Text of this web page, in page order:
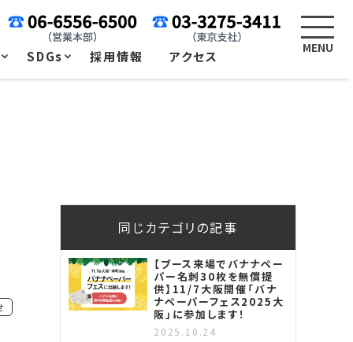
SDGs 採用情報 アクセス
同じカテゴリの記事
【ブース来場でバナナペー
パー名刺30枚を無償提
供】11/7大阪開催「バナ
ナペーパーフェス2025大
阪」に参加します！
2025.10.24